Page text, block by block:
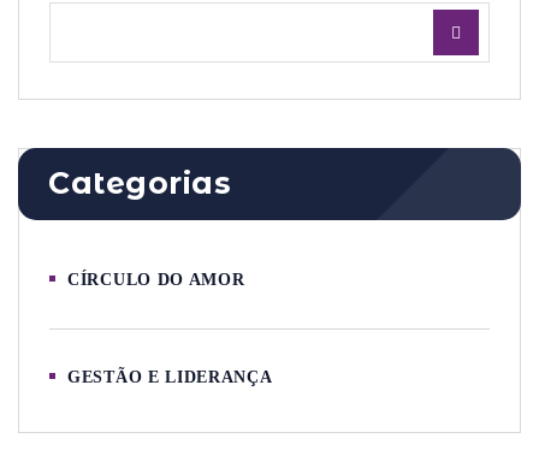
Categorias
CÍRCULO DO AMOR
GESTÃO E LIDERANÇA